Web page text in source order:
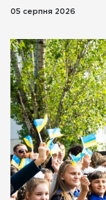
05 серпня 2026